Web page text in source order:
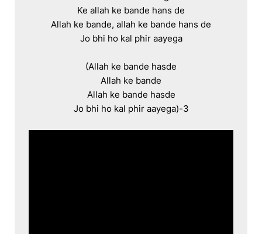
Ke allah ke bande hans de
Allah ke bande, allah ke bande hans de
Jo bhi ho kal phir aayega
(Allah ke bande hasde
Allah ke bande
Allah ke bande hasde
Jo bhi ho kal phir aayega)-3